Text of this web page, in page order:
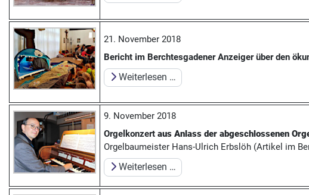
21. November 2018
Bericht im Berchtesgadener Anzeiger über den
Weiterlesen …
9. November 2018
Orgelkonzert aus Anlass der abgeschlossenen
Orgelbaumeister Hans-Ulrich Erbslöh (Artikel im
Weiterlesen …